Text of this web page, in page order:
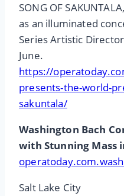
SONG OF
as an illuminated
Series Artistic
June.
https://
presents-the-world-
sakuntala/
Washington Bach
with Stunning Mass
Salt Lake City